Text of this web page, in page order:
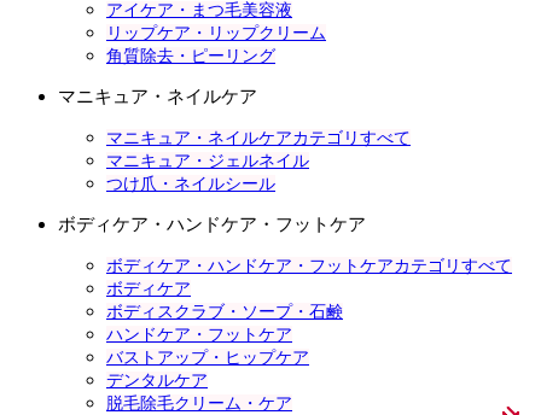
アイケア・まつ毛美容液
リップケア・リップクリーム
角質除去・ピーリング
マニキュア・ネイルケア
マニキュア・ネイルケアカテゴリすべて
マニキュア・ジェルネイル
つけ爪・ネイルシール
ボディケア・ハンドケア・フットケア
ボディケア・ハンドケア・フットケアカテゴリすべて
ボディケア
ボディスクラブ・ソープ・石鹸
ハンドケア・フットケア
バストアップ・ヒップケア
デンタルケア
脱毛除毛クリーム・ケア